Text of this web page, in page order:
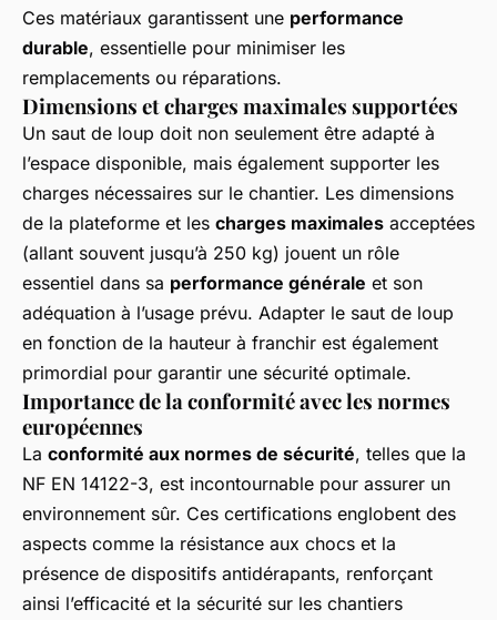
Ces matériaux garantissent une performance
durable, essentielle pour minimiser les
remplacements ou réparations.
Dimensions et charges maximales supportées
Un saut de loup doit non seulement être adapté à
l’espace disponible, mais également supporter les
charges nécessaires sur le chantier. Les dimensions
de la plateforme et les charges maximales acceptées
(allant souvent jusqu’à 250 kg) jouent un rôle
essentiel dans sa performance générale et son
adéquation à l’usage prévu. Adapter le saut de loup
en fonction de la hauteur à franchir est également
primordial pour garantir une sécurité optimale.
Importance de la conformité avec les normes
européennes
La conformité aux normes de sécurité, telles que la
NF EN 14122-3, est incontournable pour assurer un
environnement sûr. Ces certifications englobent des
aspects comme la résistance aux chocs et la
présence de dispositifs antidérapants, renforçant
ainsi l’efficacité et la sécurité sur les chantiers